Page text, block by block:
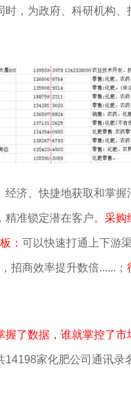
，为政府、科研机构、
济、快捷地获取和掌握
准锁定潜在客户。 采购
： 可以快速打通上下游
招商效率提升数倍......；
了数据，谁就掌控了市
14198家化肥公司通讯录